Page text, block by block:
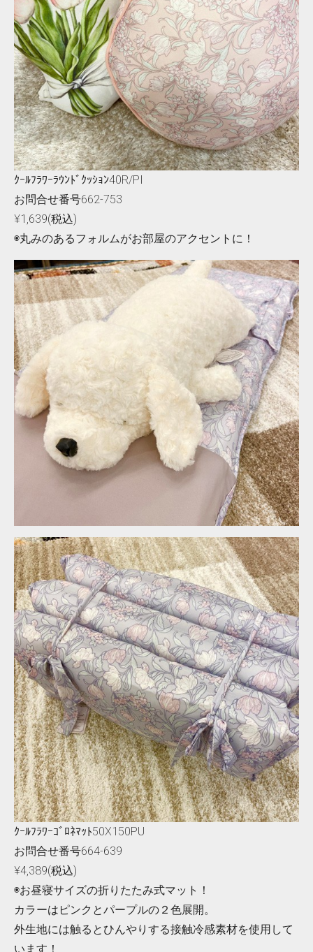
ｸｰﾙﾌﾗﾜｰﾗｳﾝﾄﾞｸｯｼｮﾝ40R/PI
お問合せ番号662-753
¥1,639(税込)
◉丸みのあるフォルムがお部屋のアクセントに！
ｸｰﾙﾌﾗﾜｰｺﾞﾛﾈﾏｯﾄ50X150PU
お問合せ番号664-639
¥4,389(税込)
◉お昼寝サイズの折りたたみ式マット！
カラーはピンクとパープルの２色展開。
外生地には触るとひんやりする接触冷感素材を使用して
います！